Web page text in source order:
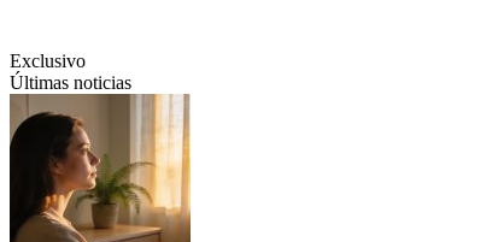
Exclusivo
Últimas noticias